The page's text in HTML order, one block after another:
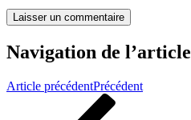
Navigation de l’article
Article précédentPrécédent